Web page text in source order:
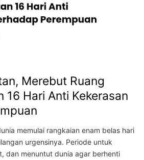
Merebut Ruang
16 Hari Anti Kekerasan
memulai rangkaian enam belas hari
urgensinya. Periode untuk
dan menuntut dunia agar berhenti